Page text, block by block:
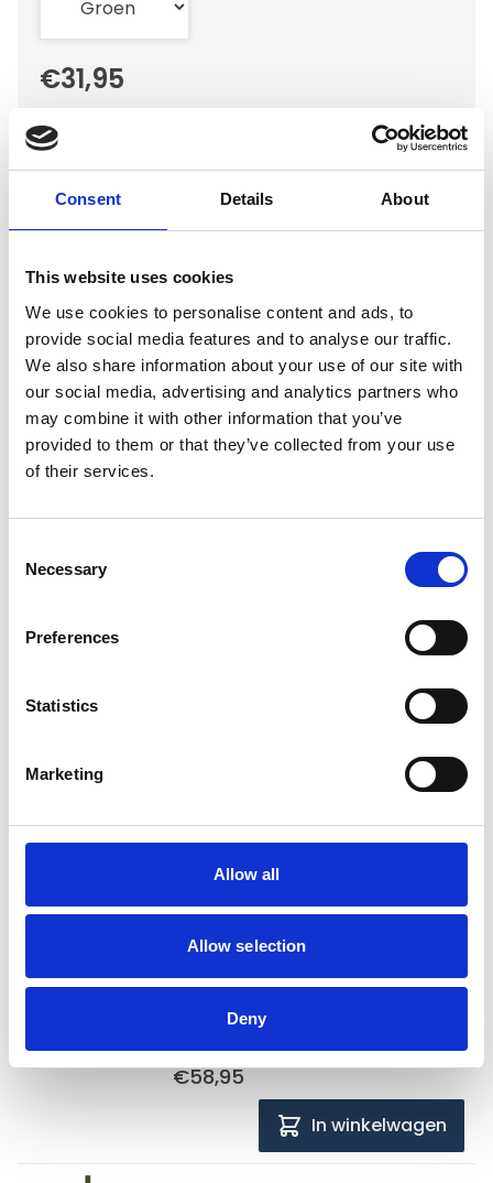
Consent Details About
This website uses cookies
We use cookies to personalise content and ads, to
provide social media features and to analyse our traffic.
We also share information about your use of our site with
our social media, advertising and analytics partners who
may combine it with other information that you’ve
provided to them or that they’ve collected from your use
of their services.
Selection
Necessary
Preferences
Statistics
Marketing
Allow all
Allow selection
Deny
€31,95
Op voorraad
verzonden
Verzending €5,95 Nederland
Verzending €7,95 België
In winkelwagen
Gerelateerde producten
WAW Easy Dog Walk zwart
WAW
cm met schrokbreker maat
XXL
Op voorraad
Voor 15:00 besteld,
€58,95
In winkelwagen